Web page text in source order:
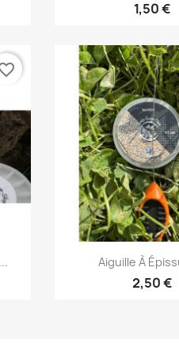
1,50 €

Aiguille À
2,50 €